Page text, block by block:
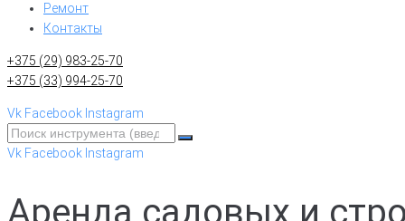
Ремонт
Контакты
+375 (29) 983-25-70
+375 (33) 994-25-70
Vk Facebook Instagram
Vk Facebook Instagram
Аренда садовых и